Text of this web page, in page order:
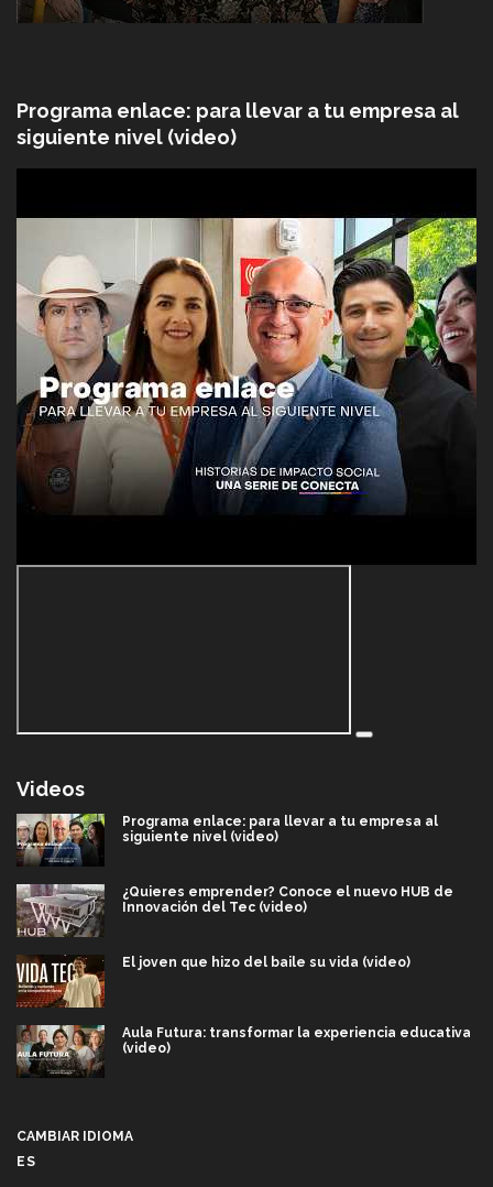
Programa enlace: para llevar a tu empresa al
siguiente nivel (video)
Videos
Programa enlace: para llevar a tu empresa al
siguiente nivel (video)
¿Quieres emprender? Conoce el nuevo HUB de
Innovación del Tec (video)
El joven que hizo del baile su vida (video)
Aula Futura: transformar la experiencia educativa
(video)
CAMBIAR IDIOMA
ES